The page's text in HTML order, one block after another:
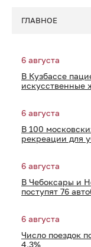
ГЛАВНОЕ
6 августа
В Кузбассе
искусственные
6 августа
В 100
рекреации для
6 августа
В Чебоксары и
поступят 76
6 августа
Число поездок
4,3%